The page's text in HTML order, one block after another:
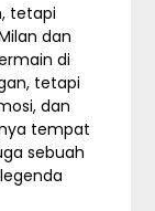
tetapi
dan
di
tetapi
dan
tempat
sebuah